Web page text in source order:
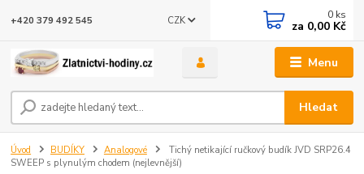
Menu
CZK
Hledat
+420 379 492 545 0 ks
za 0,00 Kč
Úvod BUDÍKY Analogové
Tichý netikající ručkový budík JVD SRP26.4
SWEEP s plynulým chodem (nejlevnější)